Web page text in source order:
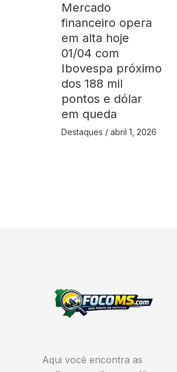
Mercado
financeiro opera
em alta hoje
01/04 com
Ibovespa próximo
dos 188 mil
pontos e dólar
em queda
Destaques / abril 1, 2026
Aqui você encontra as